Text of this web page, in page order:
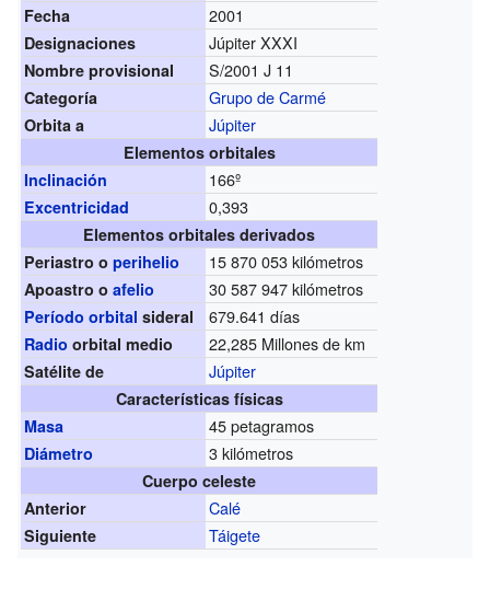
Fecha 2001
Designaciones Júpiter XXXI
Nombre provisional S/2001 J 11
Categoría Grupo de Carmé
Orbita a Júpiter
Elementos orbitales
Inclinación
166º
Excentricidad 0,393
Elementos orbitales derivados
Periastro operihelio 15 870 053 kilómetros
Apoastro oafelio 30 587 947 kilómetros
Período orbital sideral 679.641 días
Radio orbital medio 22,285 Millones de km
Satélite de Júpiter
Características físicas
Masa
45 petagramos
Diámetro 3 kilómetros
Cuerpo celeste
Anterior
Calé
Siguiente Táigete